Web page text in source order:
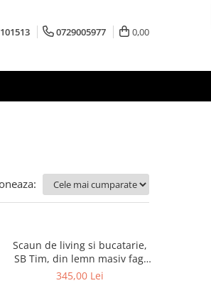
0729005977 0,00
Scaun de living si bucatarie,
SB Tim, din lemn masiv fag,
tapiterie stofa, lacuit, 120 kg,
345,00 Lei